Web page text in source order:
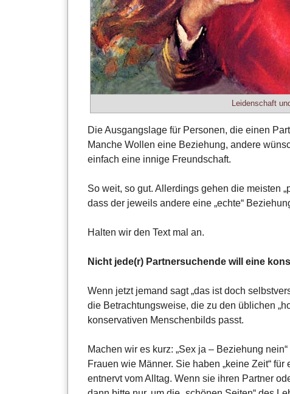
Leidenschaft
Die Ausgangslage für Personen, die einen
Manche Wollen eine Beziehung, andere
einfach eine innige Freundschaft.
So weit, so gut. Allerdings gehen die meisten
dass der jeweils andere eine „echte“
Halten wir den Text mal an.
Nicht jede(r) Partnersuchende will eine
Wenn jetzt jemand sagt „das ist doch
die Betrachtungsweise, die zu den üblichen
konservativen Menschenbilds passt.
Machen wir es kurz: „Sex ja – Beziehung
Frauen wie Männer. Sie haben „keine Zeit“
entnervt vom Alltag. Wenn sie ihren Partner